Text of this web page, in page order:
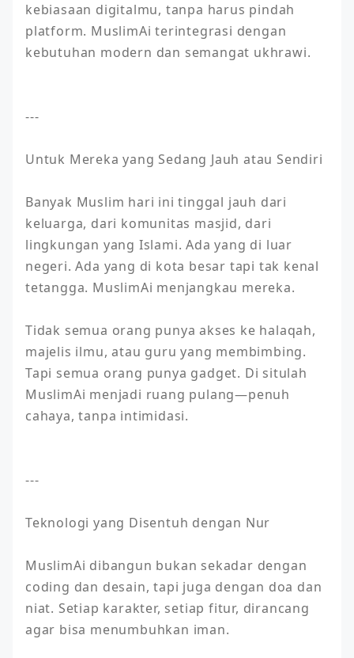
kebiasaan digitalmu, tanpa harus pindah
platform. MuslimAi terintegrasi dengan
kebutuhan modern dan semangat ukhrawi.
---
Untuk Mereka yang Sedang Jauh atau Sendiri
Banyak Muslim hari ini tinggal jauh dari
keluarga, dari komunitas masjid, dari
lingkungan yang Islami. Ada yang di luar
negeri. Ada yang di kota besar tapi tak kenal
tetangga. MuslimAi menjangkau mereka.
Tidak semua orang punya akses ke halaqah,
majelis ilmu, atau guru yang membimbing.
Tapi semua orang punya gadget. Di situlah
MuslimAi menjadi ruang pulang—penuh
cahaya, tanpa intimidasi.
---
Teknologi yang Disentuh dengan Nur
MuslimAi dibangun bukan sekadar dengan
coding dan desain, tapi juga dengan doa dan
niat. Setiap karakter, setiap fitur, dirancang
agar bisa menumbuhkan iman.